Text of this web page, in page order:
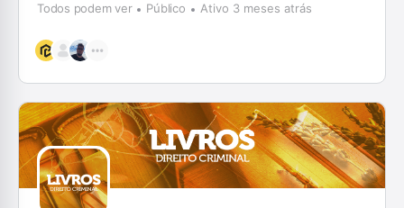
Todos podem ver Público Ativo 3 meses atrás